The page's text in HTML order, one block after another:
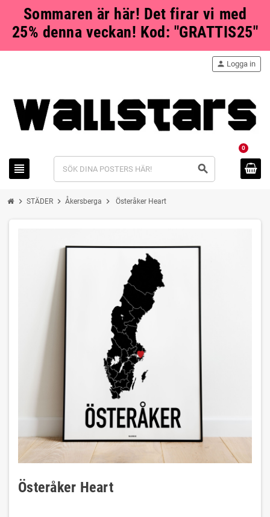
Sommaren är här! Det firar vi med
25% denna veckan! Kod: "GRATTIS25"
view_headline search
person Logga in
0
chevron_right STÄDER chevron_right Åkersberga chevron_right Österåker Heart
Österåker Heart